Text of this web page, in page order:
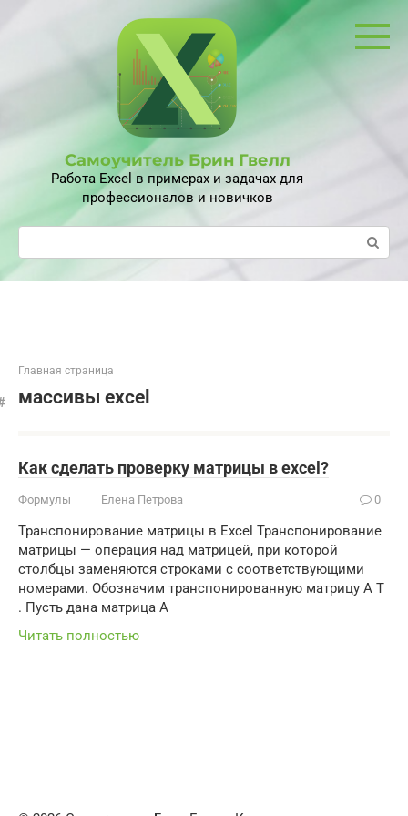
Самоучитель Брин Гвелл
Работа Excel в примерах и задачах для
профессионалов и новичков
Поиск:
Главная страница
массивы excel
Как сделать проверку матрицы в excel?
Формулы Елена Петрова 0
Транспонирование матрицы в Excel Транспонирование
матрицы — операция над матрицей, при которой
столбцы заменяются строками с соответствующими
номерами. Обозначим транспонированную матрицу А Т
. Пусть дана матрица А
Читать полностью